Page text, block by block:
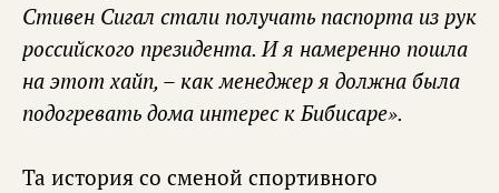
Стивен Сигал стали получать паспорта из рук
российского президента. И я намеренно пошла
на этот хайп, – как менеджер я должна была
подогревать дома интерес к Бибисаре».
Та история со сменой спортивного